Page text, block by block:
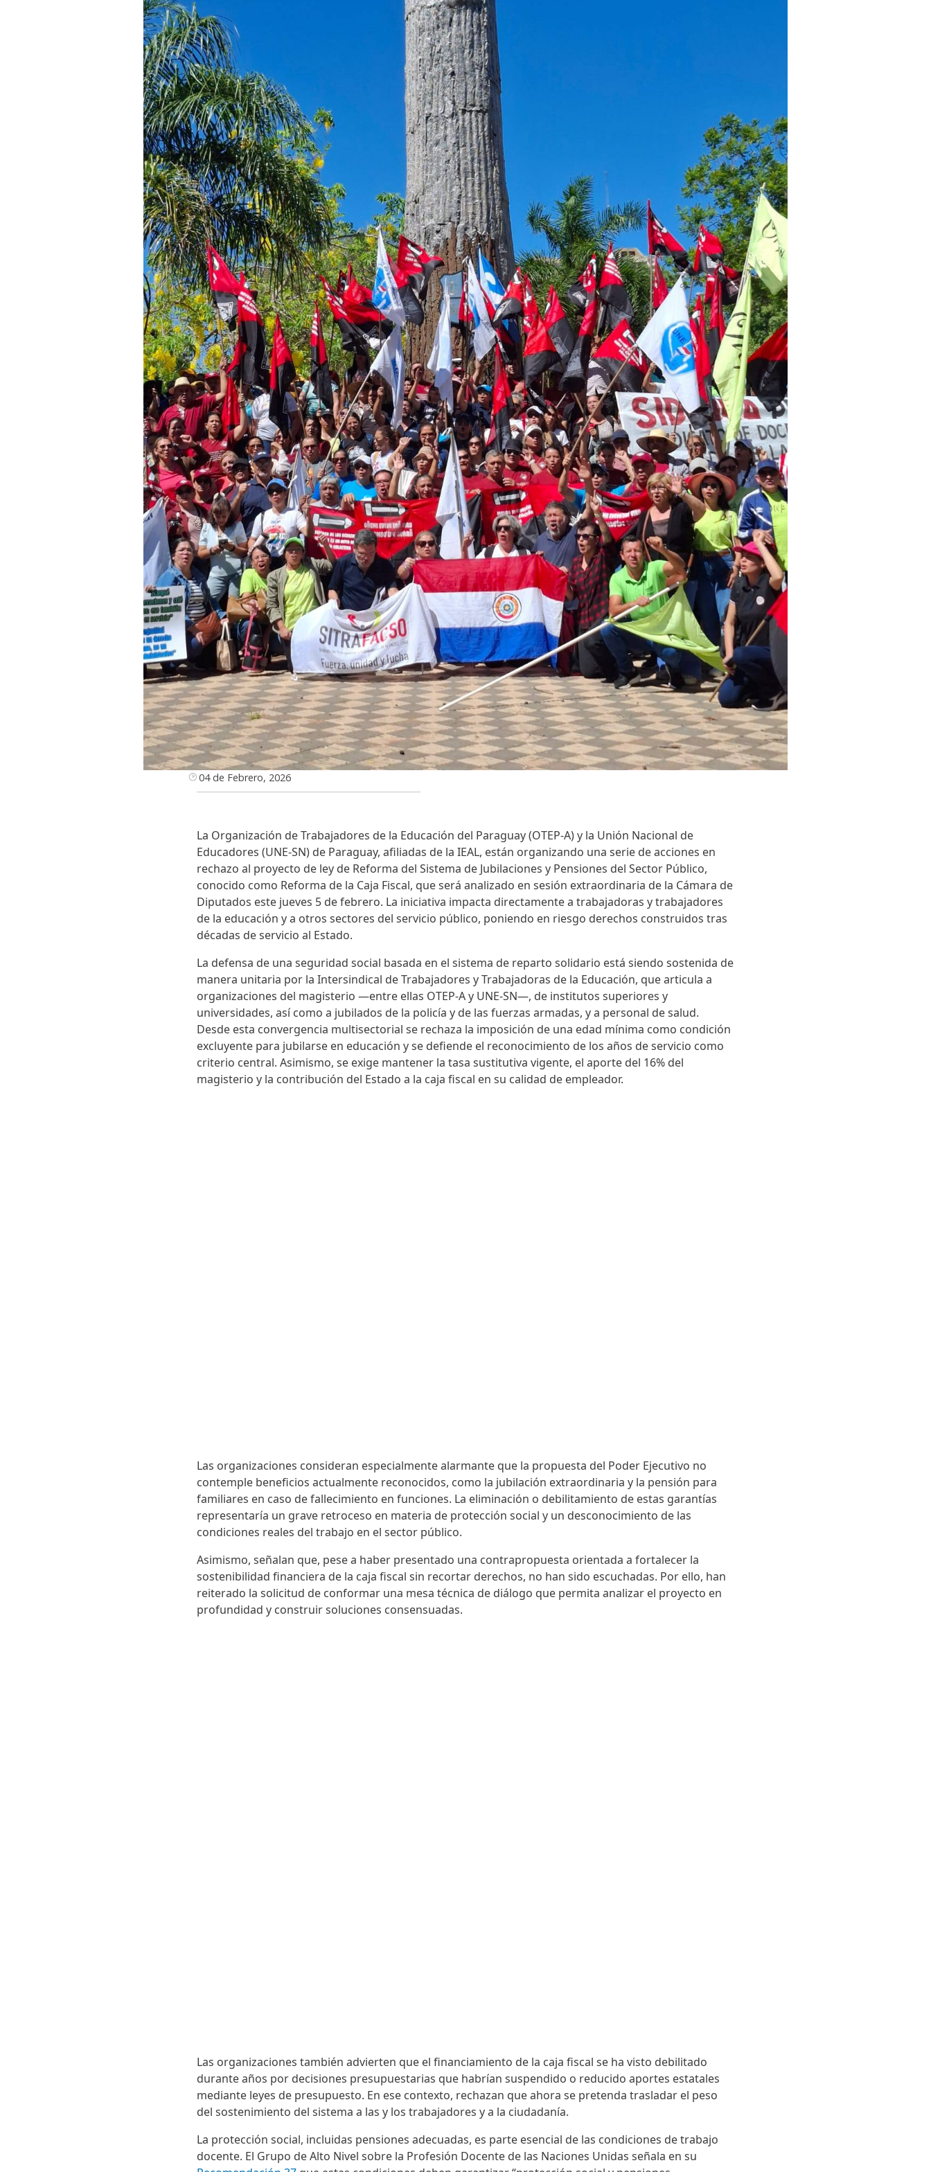
04 de Febrero, 2026
La Organización de Trabajadores de la Educación del Paraguay (OTEP-A) y la Unión Nacional de
Educadores (UNE-SN) de Paraguay, afiliadas de la IEAL, están organizando una serie de acciones en
rechazo al proyecto de ley de Reforma del Sistema de Jubilaciones y Pensiones del Sector Público,
conocido como Reforma de la Caja Fiscal, que será analizado en sesión extraordinaria de la Cámara de
Diputados este jueves 5 de febrero. La iniciativa impacta directamente a trabajadoras y trabajadores
de la educación y a otros sectores del servicio público, poniendo en riesgo derechos construidos tras
décadas de servicio al Estado.
La defensa de una seguridad social basada en el sistema de reparto solidario está siendo sostenida de
manera unitaria por la Intersindical de Trabajadores y Trabajadoras de la Educación, que articula a
organizaciones del magisterio —entre ellas OTEP-A y UNE-SN—, de institutos superiores y
universidades, así como a jubilados de la policía y de las fuerzas armadas, y a personal de salud.
Desde esta convergencia multisectorial se rechaza la imposición de una edad mínima como condición
excluyente para jubilarse en educación y se defiende el reconocimiento de los años de servicio como
criterio central. Asimismo, se exige mantener la tasa sustitutiva vigente, el aporte del 16% del
magisterio y la contribución del Estado a la caja fiscal en su calidad de empleador.
Las organizaciones consideran especialmente alarmante que la propuesta del Poder Ejecutivo no
contemple beneficios actualmente reconocidos, como la jubilación extraordinaria y la pensión para
familiares en caso de fallecimiento en funciones. La eliminación o debilitamiento de estas garantías
representaría un grave retroceso en materia de protección social y un desconocimiento de las
condiciones reales del trabajo en el sector público.
Asimismo, señalan que, pese a haber presentado una contrapropuesta orientada a fortalecer la
sostenibilidad financiera de la caja fiscal sin recortar derechos, no han sido escuchadas. Por ello, han
reiterado la solicitud de conformar una mesa técnica de diálogo que permita analizar el proyecto en
profundidad y construir soluciones consensuadas.
Las organizaciones también advierten que el financiamiento de la caja fiscal se ha visto debilitado
durante años por decisiones presupuestarias que habrían suspendido o reducido aportes estatales
mediante leyes de presupuesto. En ese contexto, rechazan que ahora se pretenda trasladar el peso
del sostenimiento del sistema a las y los trabajadores y a la ciudadanía.
La protección social, incluidas pensiones adecuadas, es parte esencial de las condiciones de trabajo
docente. El Grupo de Alto Nivel sobre la Profesión Docente de las Naciones Unidas señala en su